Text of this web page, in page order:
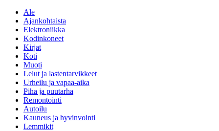
Ale
Ajankohtaista
Elektroniikka
Kodinkoneet
Kirjat
Koti
Muoti
Lelut ja lastentarvikkeet
Urheilu ja vapaa-aika
Piha ja puutarha
Remontointi
Autoilu
Kauneus ja hyvinvointi
Lemmikit